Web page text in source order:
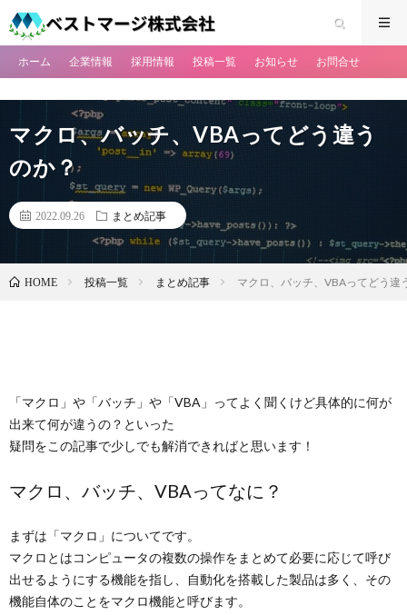
ホーム 企業情報 採用情報 投稿一覧 お知らせ お問合せ
マクロ、バッチ、VBAってどう違う
のか？
2022.09.26 まとめ記事
HOME 投稿一覧 まとめ記事 マクロ、バッチ、VBAってどう違
「マクロ」や「バッチ」や「VBA」ってよく聞くけど具体的に何が
出来て何が違うの？といった
疑問をこの記事で少しでも解消できればと思います！
マクロ、バッチ、VBAってなに？
まずは「マクロ」についてです。
マクロとはコンピュータの複数の操作をまとめて必要に応じて呼び
出せるようにする機能を指し、自動化を搭載した製品は多く、その
機能自体のことをマクロ機能と呼びます。